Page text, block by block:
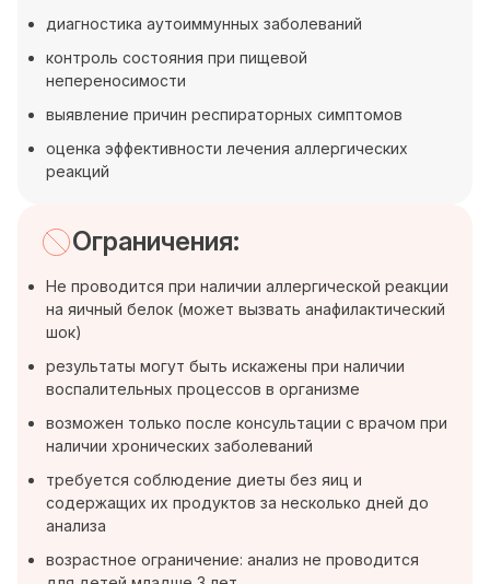
диагностика аутоиммунных заболеваний
контроль состояния при пищевой
непереносимости
выявление причин респираторных симптомов
оценка эффективности лечения аллергических
реакций
Ограничения:
Не проводится при наличии аллергической реакции
на яичный белок (может вызвать анафилактический
шок)
результаты могут быть искажены при наличии
воспалительных процессов в организме
возможен только после консультации с врачом при
наличии хронических заболеваний
требуется соблюдение диеты без яиц и
содержащих их продуктов за несколько дней до
анализа
возрастное ограничение: анализ не проводится